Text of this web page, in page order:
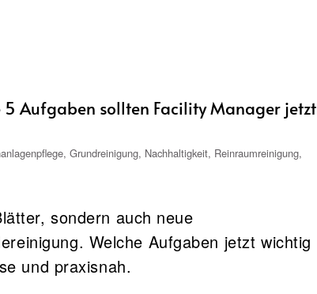
5 Aufgaben sollten Facility Manager jetzt
, Grundreinigung, Nachhaltigkeit, Reinraumreinigung,
sondern auch neue
Welche Aufgaben jetzt wichtig
und praxisnah.